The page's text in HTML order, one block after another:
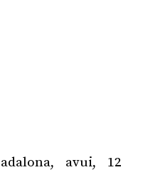
avui, 12